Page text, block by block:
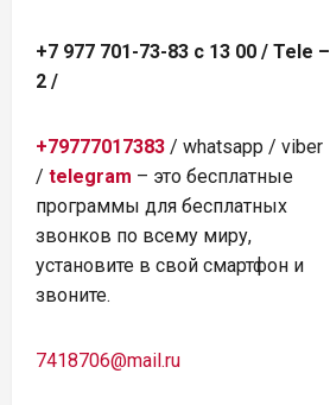
+7 977 701-73-83 с 13 00 / Tele –
2 /
+79777017383 / whatsapp / viber
/ telegram – это бесплатные
программы для бесплатных
звонков по всему миру,
установите в свой смартфон и
звоните.
7418706@mail.ru